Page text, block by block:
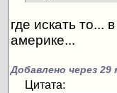
где искать то...
америке...
Добавлено через 29
Цитата: